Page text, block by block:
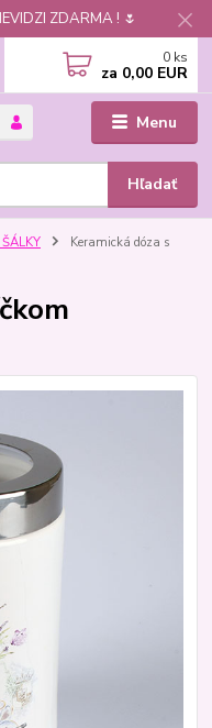
ZDARMA ! 🌷
Menu
Hľadať
0 ks
za 0,00 EUR
Keramická dóza s